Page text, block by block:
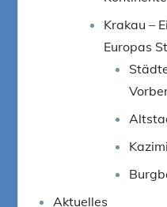
Krakau –
Europas
Aktuelles